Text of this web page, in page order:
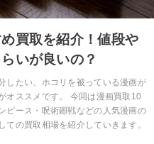
買取を紹介！値段や
いが良いの？
したい、ホコリを被っている漫画が
オススメです。 今回は漫画買取10
ピース・呪術廻戦などの人気漫画の
ての買取相場を紹介していきます。